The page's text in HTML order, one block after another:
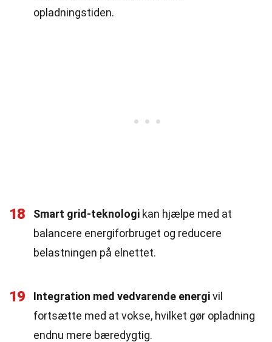
opladningstiden.
18 Smart grid-teknologi kan hjælpe med at
balancere energiforbruget og reducere
belastningen på elnettet.
19 Integration med vedvarende energivil
fortsætte med at vokse, hvilket gør opladning
endnu mere bæredygtig.